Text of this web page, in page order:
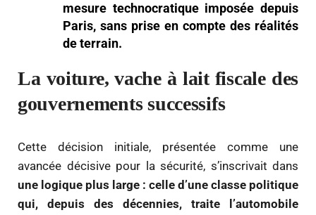
mesure technocratique imposée depuis
Paris, sans prise en compte des réalités
de terrain.
La voiture, vache à lait fiscale des
gouvernements successifs
Cette décision initiale, présentée comme une
avancée décisive pour la sécurité, s’inscrivait dans
une logique plus large : celle d’une classe politique
qui, depuis des décennies, traite l’automobile